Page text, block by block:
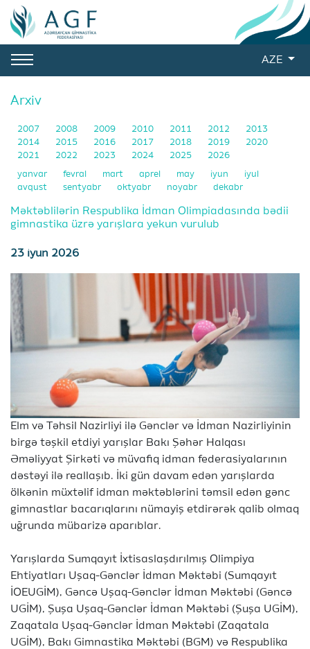
AZE
Arxiv
2007 2008 2009 2010 2011 2012
2013
2014
2015 2016 2017 2018 2019
2020
2021
2022 2023 2024 2025 2026
yanvar fevral mart aprel may iyun
iyul
avqust
sentyabr oktyabr noyabr dekabr
Məktəblilərin Respublika İdman Olimpiadasında bədii
gimnastika üzrə yarışlara yekun vurulub
23 iyun 2026
Elm və Təhsil Nazirliyi ilə Gənclər və İdman Nazirliyinin
birgə təşkil etdiyi yarışlar Bakı Şəhər Halqası
Əməliyyat Şirkəti və müvafiq idman federasiyalarının
dəstəyi ilə reallaşıb. İki gün davam edən yarışlarda
ölkənin müxtəlif idman məktəblərini təmsil edən gənc
gimnastlar bacarıqlarını nümayiş etdirərək qalib olmaq
uğrunda mübarizə aparıblar.
Yarışlarda Sumqayıt İxtisaslaşdırılmış Olimpiya
Ehtiyatları Uşaq-Gənclər İdman Məktəbi (Sumqayıt
İOEUGİM), Gəncə Uşaq-Gənclər İdman Məktəbi (Gəncə
UGİM), Şuşa Uşaq-Gənclər İdman Məktəbi (Şuşa UGİM),
Zaqatala Uşaq-Gənclər İdman Məktəbi (Zaqatala
UGİM), Bakı Gimnastika Məktəbi (BGM) və Respublika